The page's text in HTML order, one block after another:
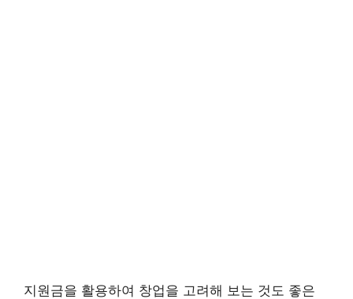
지원금을 활용하여 창업을 고려해 보는 것도 좋은